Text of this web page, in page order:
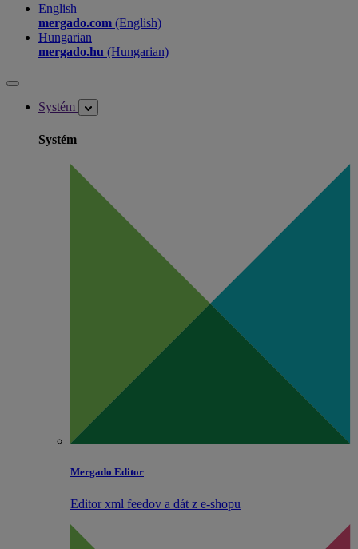
English
mergado.com (English)
Hungarian
mergado.hu (Hungarian)
Systém
Systém
Mergado Editor
Editor xml feedov a dát z e‑shopu